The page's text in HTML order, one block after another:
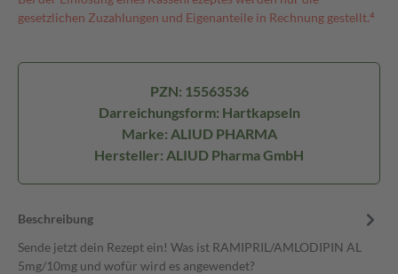
gesetzlichen Zuzahlungen und Eigenanteile in Rechnung gestellt.⁴
PZN: 15563536
Darreichungsform: Hartkapseln
Marke: ALIUD PHARMA
Hersteller: ALIUD Pharma GmbH
Beschreibung
Sende jetzt dein Rezept ein! Was ist RAMIPRIL/AMLODIPIN AL
5mg/10mg und wofür wird es angewendet?